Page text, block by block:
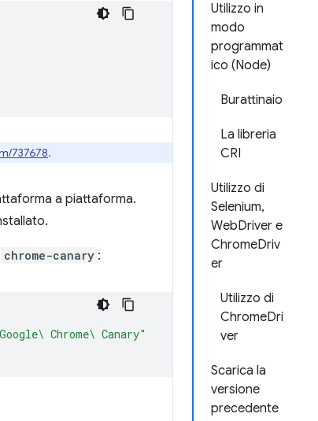
Utilizzo in
modo
programmat
ico (Node)
Burattinaio
La libreria
CRI
Utilizzo di
Selenium,
WebDriver e
ChromeDriv
er
Utilizzo di
ChromeDri
ver
Scarica la
versione
precedente
737678.
a piattaforma.
chrome-canary :
Chrome\ Canary"